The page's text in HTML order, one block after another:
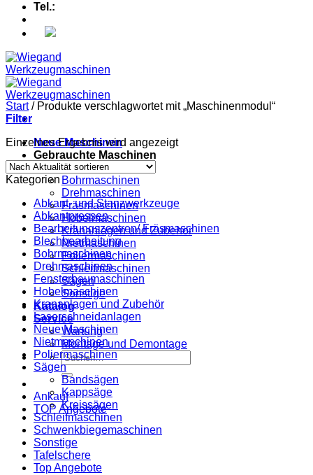
Tel.:
Neue Maschinen
Gebrauchte Maschinen
Abkantpressen
Bohrmaschinen
Drehmaschinen
Fräsmaschinen
Hobelmaschinen
Krananlagen und Zubehör
Nietmaschinen
Poliermaschinen
Schleifmaschinen
Sägen
Sonstige
Katalog
Service
Wartung
Montage und Demontage
Suche
nach:
Ankauf
TOP Angebote
Start /Produkte verschlagwortet mit „Maschinenmodul“
Filter
Einzelnes Ergebnis wird angezeigt
Kategorien
Abkant- und Stanzwerkzeuge
Abkantpressen
Bearbeitungszentren/ Fräsmaschinen
Blechbearbeitung
Bohrmaschinen
Drehmaschinen
Fensterbaumaschinen
Hobelmaschinen
Krananlagen und Zubehör
Laserschneidanlagen
Neue Maschinen
Nietmaschinen
Poliermaschinen
Sägen
Bandsägen
Kappsäge
Kreissägen
Schleifmaschinen
Schwenkbiegemaschinen
Sonstige
Tafelschere
Top Angebote